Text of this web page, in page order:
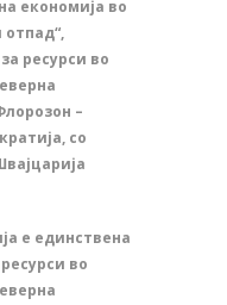
економија во
отпад“,
ресурси во
–
со
е единствена
во